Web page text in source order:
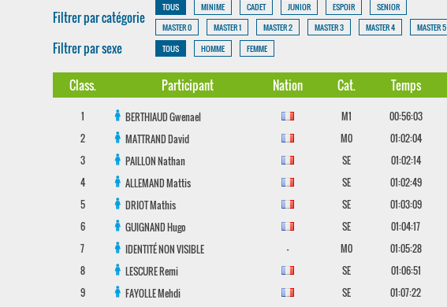
Filtrer par catégorie
TOUS MINIME CADET JUNIOR ESPOIR
SENIOR
MASTER 0
MASTER 1 MASTER 2 MASTER 3 MASTER 4 MASTER 5
Filtrer par sexe TOUS HOMME FEMME
Class. Participant Nation Cat. Temps
1 BERTHIAUDGwenael M1 00:56:03
2
MATTRANDDavid M0
01:02:04
3
PAILLONNathan SE
01:02:14
4
ALLEMANDMattis SE 01:02:49
5
DRIOTMathis SE
01:03:09
6
GUIGNANDHugo SE 01:04:17
7
IDENTITÉ NON VISIBLE - M0 01:05:28
8
LESCURERemi SE
01:06:51
9
FAYOLLEMehdi SE
01:07:22